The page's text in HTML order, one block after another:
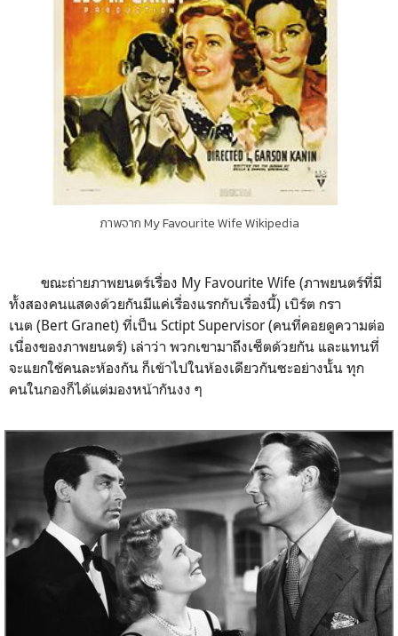
ภาพจาก My Favourite Wife Wikipedia
ขณะถ่ายภาพยนตร์เรื่อง My Favourite Wife (ภาพยนตร์ที่มี
ทั้งสองคนแสดงด้วยกันมีแค่เรื่องแรกกับเรื่องนี้) เบิร์ต กรา
เนต (Bert Granet) ที่เป็น Sctipt Supervisor (คนที่คอยดูความต่อ
เนื่องของภาพยนตร์) เล่าว่า พวกเขามาถึงเซ็ตด้วยกัน และแทนที่
จะแยกใช้คนละห้องกัน ก็เข้าไปในห้องเดียวกันซะอย่างนั้น ทุก
คนในกองก็ได้แต่มองหน้ากันงง ๆ